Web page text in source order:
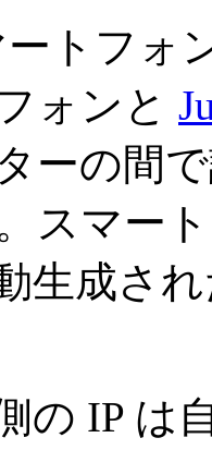
トフォ
ォンと
ーの間
スマー
生成さ
の IP は